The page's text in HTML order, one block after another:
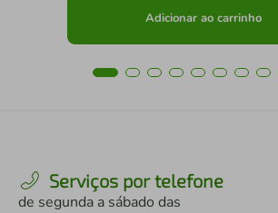
Adicionar ao carrinho
Serviços por telefone
de segunda a sábado das